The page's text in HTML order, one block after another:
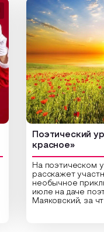
Поэтический
красное»
На поэтическом
расскажет
необычное
июле на даче
Маяковский, за